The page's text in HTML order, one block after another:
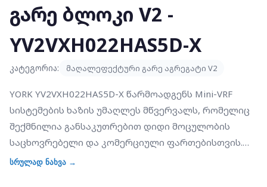
გარე ბლოკი V2 -
YV2VXH022HAS5D-X
კატეგორია: მაღალეფექტური გარე აგრეგატი V2
YORK YV2VXH022HAS5D-X წარმოადგენს Mini-VRF
სისტემების ხაზის უმაღლეს მწვერვალს, რომელიც
შექმნილია განსაკუთრებით დიდი მოცულობის
საცხოვრებელი და კომერციული ფართებისთვის.
22.4 კვტ ნომინალური სიმძლავრე იძლევა 13-მდე
სრულად ნახვა →